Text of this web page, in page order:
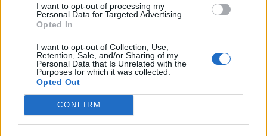
I want to opt-out of processing my
Personal Data for Targeted Advertising.
Opted In
I want to opt-out of Collection, Use,
Retention, Sale, and/or Sharing of my
Personal Data that Is Unrelated with the
Purposes for which it was collected.
Opted Out
CONFIRM
KEDVES OLVASÓNK!
A keresett cikk a portfolio.hu hírarchívumához
tartozik, melynek olvasása előfizetéses
regisztrációhoz kötött.
Az előfizetés a következőket tartalmazza: